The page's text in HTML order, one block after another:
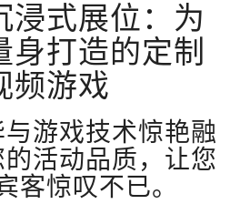
浸式展位：为
身打造的定制
频游戏
游戏技术惊艳融
活动品质，让您
客惊叹不已。